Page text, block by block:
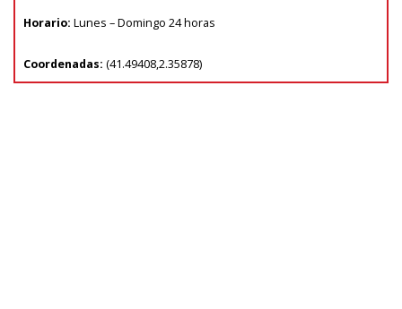
Horario: Lunes – Domingo 24 horas
Coordenadas: (41.49408,2.35878)